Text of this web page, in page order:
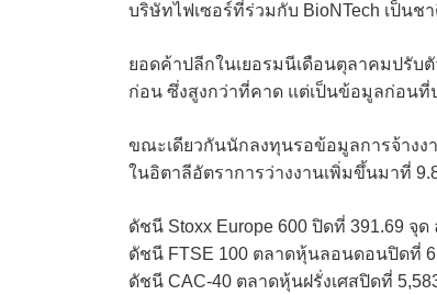
บริษัทไฟเซอร์ที่ร่วมกับ BioNTech เป็น
ยอดค้าปลีกในเยอรมนีเดือนตุลาคมปรับ
ก่อน ซึ่งสูงกว่าที่คาด แต่เป็นข้อมูลก่อน
ขณะเดียวกันนักลงทุนรอข้อมูลการจ้างง
ในอิตาลีอัตราการว่างงานเพิ่มขึ้นมาที่
ดัชนี Stoxx Europe 600 ปิดที่ 391.69 จุด
ดัชนี FTSE 100 ตลาดหุ้นลอนดอนปิดที่
ดัชนี CAC-40 ตลาดหุ้นฝรั่งเศสปิดที่